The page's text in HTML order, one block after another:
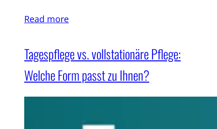
Read more
Tagespflege vs. vollstationäre Pflege:
Welche Form passt zu Ihnen?